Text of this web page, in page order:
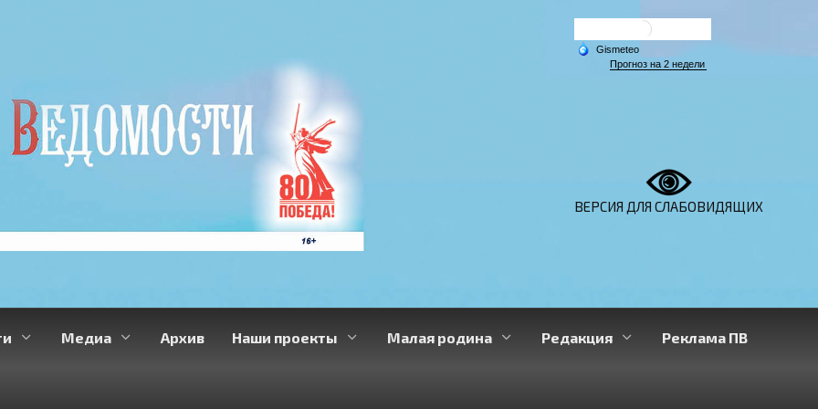
ВЕРСИЯ ДЛЯ СЛАБОВИДЯЩИХ
Медиа Архив Наши проекты Малая родина Редакция Реклама ПВ